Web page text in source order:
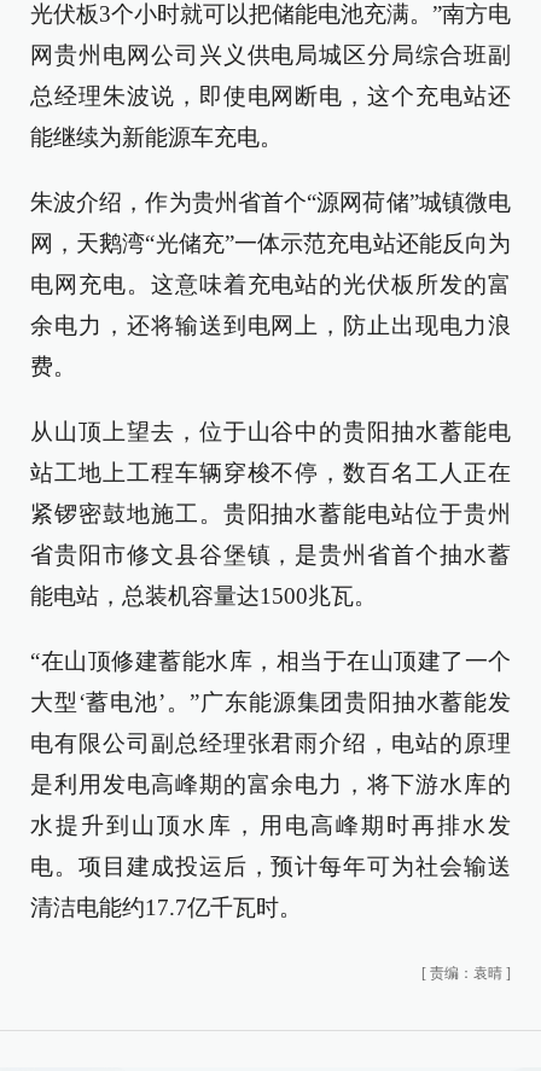
光伏板3个小时就可以把储能电池充满。”南方电
网贵州电网公司兴义供电局城区分局综合班副
总经理朱波说，即使电网断电，这个充电站还
能继续为新能源车充电。
朱波介绍，作为贵州省首个“源网荷储”城镇微电
网，天鹅湾“光储充”一体示范充电站还能反向为
电网充电。这意味着充电站的光伏板所发的富
余电力，还将输送到电网上，防止出现电力浪
费。
从山顶上望去，位于山谷中的贵阳抽水蓄能电
站工地上工程车辆穿梭不停，数百名工人正在
紧锣密鼓地施工。贵阳抽水蓄能电站位于贵州
省贵阳市修文县谷堡镇，是贵州省首个抽水蓄
能电站，总装机容量达1500兆瓦。
“在山顶修建蓄能水库，相当于在山顶建了一个
大型‘蓄电池’。”广东能源集团贵阳抽水蓄能发
电有限公司副总经理张君雨介绍，电站的原理
是利用发电高峰期的富余电力，将下游水库的
水提升到山顶水库，用电高峰期时再排水发
电。项目建成投运后，预计每年可为社会输送
清洁电能约17.7亿千瓦时。
[ 责编：袁晴 ]